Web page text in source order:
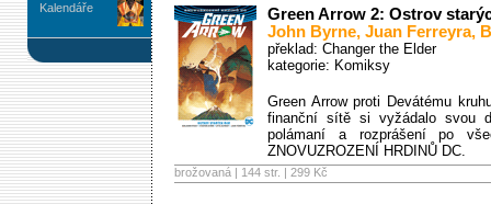
Kalendáře
Green Arrow 2: Ostrov
John Byrne, Juan Ferreyra,
překlad: Changer the Elder
kategorie: Komiksy
Green Arrow proti Devátému
finanční sítě si vyžádalo svou
polámaní a rozprášení po
ZNOVUZROZENÍ HRDINŮ DC.
brožovaná | 144 str. | 299 Kč